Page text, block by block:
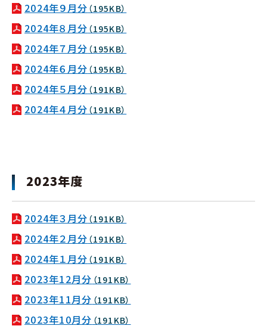
2024年９月分 （195KB）
2024年８月分 （195KB）
2024年７月分 （195KB）
2024年６月分 （195KB）
2024年５月分 （191KB）
2024年４月分 （191KB）
2023年度
2024年３月分 （191KB）
2024年２月分 （191KB）
2024年１月分 （191KB）
2023年12月分 （191KB）
2023年11月分 （191KB）
2023年10月分 （191KB）